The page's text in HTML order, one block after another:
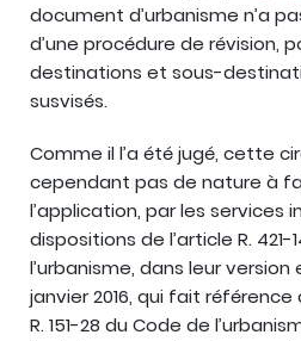
document d’urbanisme n’a
d’une procédure de révision,
destinations et sous-
susvisés.
Comme il l’a été jugé, cette
cependant pas de nature à
l’application, par les services
dispositions de l’article R. 421-
l’urbanisme, dans leur version
janvier 2016, qui fait référence
R. 151-28 du Code de